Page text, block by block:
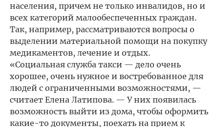
населения, причем не только инвалидов, но и
всех категорий малообеспеченных граждан.
Так, например, рассматриваются вопросы о
выделении материальной помощи на покупку
медикаментов, лечение и отдых.
«Социальная служба такси — дело очень
хорошее, очень нужное и востребованное для
людей с ограниченными возможностями, —
считает Елена Латипова. — У них появилась
возможность выйти из дома, чтобы оформить
какие-то документы, поехать на прием к